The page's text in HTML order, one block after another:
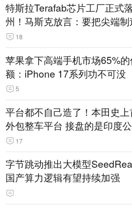
特斯拉Terafab芯片工厂正式
州！马斯克放言：要把尖端制
回美国
18
苹果拿下高端手机市场65%
额：iPhone 17系列功不可没
5
平台都不自己造了！本田史上
外包整车平台 接盘的是印度
17
字节跳动推出大模型
国产算力逻辑有望持续加强